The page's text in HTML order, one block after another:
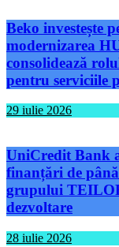
Beko investește
modernizarea
consolidează
pentru serviciile
29 iulie 2026
UniCredit Bank
finanțări de
grupului
dezvoltare
28 iulie 2026